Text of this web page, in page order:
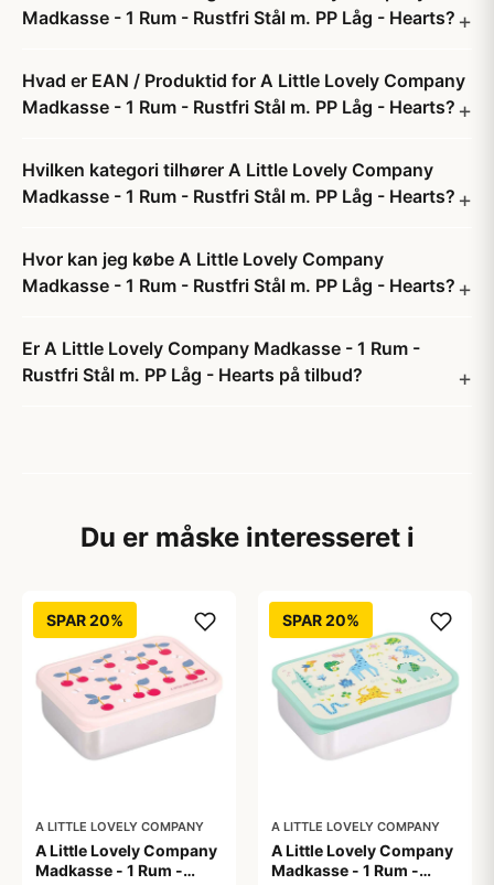
Madkasse - 1 Rum - Rustfri Stål m. PP Låg - Hearts?
Hvad er EAN / Produktid for A Little Lovely Company
Madkasse - 1 Rum - Rustfri Stål m. PP Låg - Hearts?
Hvilken kategori tilhører A Little Lovely Company
Madkasse - 1 Rum - Rustfri Stål m. PP Låg - Hearts?
Hvor kan jeg købe A Little Lovely Company
Madkasse - 1 Rum - Rustfri Stål m. PP Låg - Hearts?
Er A Little Lovely Company Madkasse - 1 Rum -
Rustfri Stål m. PP Låg - Hearts på tilbud?
Du er måske interesseret i
SPAR 20%
A LITTLE LOVELY COMPANY
A Little Lovely Company
Madkasse - 1 Rum -
SPAR 20%
A LITTLE LOVELY COMPANY
A Little Lovely Company
Madkasse - 1 Rum -